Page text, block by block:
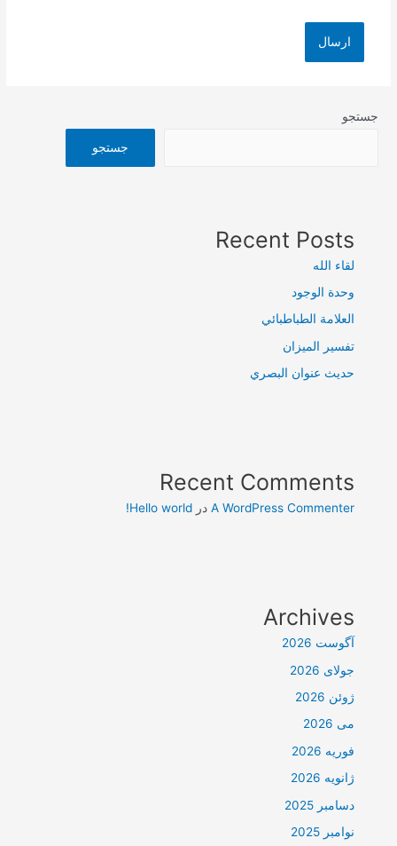
جستجو
جستجو
Recent Posts
لقاء الله
وحدة الوجود
العلامة الطباطبائي
تفسير الميزان
حديث عنوان البصري
Recent Comments
A WordPress Commenter درHello world!
Archives
آگوست 2026
جولای 2026
ژوئن 2026
می 2026
فوریه 2026
ژانویه 2026
دسامبر 2025
نوامبر 2025